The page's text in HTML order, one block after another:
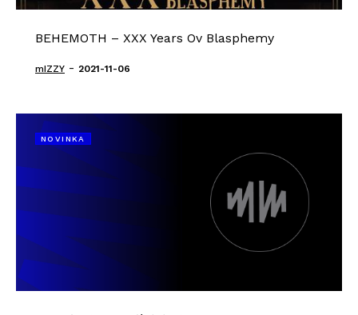
BEHEMOTH – XXX Years Ov Blasphemy
mIZZY - 2021-11-06
NOVINKA